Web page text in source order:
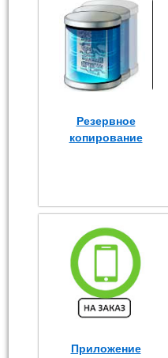
Резервное
копирование
Приложение